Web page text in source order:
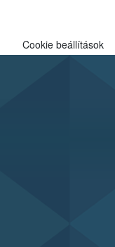
Cookie beállítások